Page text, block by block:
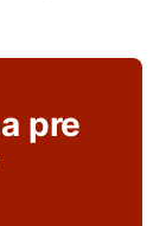
pre